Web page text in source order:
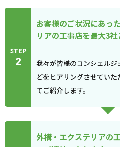
STEP
2
お客様のご状況にあっ
リアの工事店を最大3
我々が皆様のコンシェル
どをヒアリングさせてい
てご紹介します。
外構・エクステリアの